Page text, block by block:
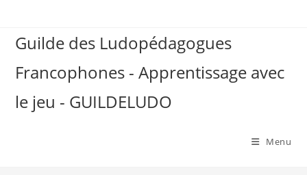
contentGuilde des Ludopédagogues
Francophones - Apprentissage avec
le jeu - GUILDELUDO
Menu